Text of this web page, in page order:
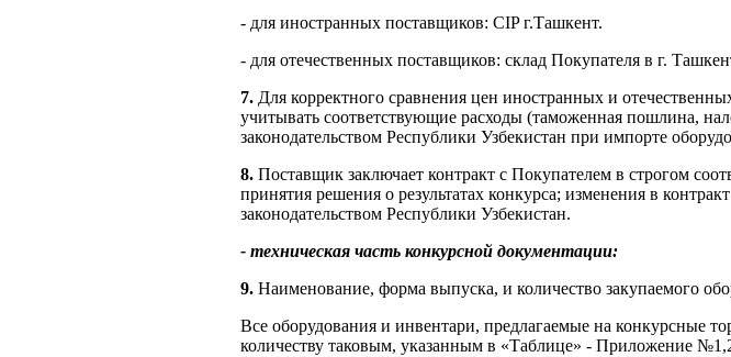
- для иностранных поставщиков: CIP г.Ташкент.
- для отечественных поставщиков: склад Покупателя в г.
7. Для корректного сравнения цен иностранных и
учитывать соответствующие расходы (таможенная пошлина,
законодательством Республики Узбекистан при импорте
8. Поставщик заключает контракт с Покупателем в строгом
принятия решения о результатах конкурса; изменения в
законодательством Республики Узбекистан.
- техническая часть конкурсной документации:
9. Наименование, форма выпуска, и количество закупаемого
Все оборудования и инвентари, предлагаемые на конкурсные
количеству таковым, указанным в «Таблице» - Приложение